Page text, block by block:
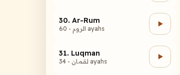
30. Ar-Rum
الروم - 60 ayahs
31. Luqman
لقمان - 34 ayahs